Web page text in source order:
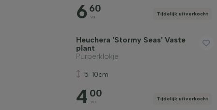
6 60
va
Tijdelijk uitverkocht
Heuchera 'Stormy Seas' Vaste
plant
Purperklokje
5-10cm
4 00
va
Tijdelijk uitverkocht